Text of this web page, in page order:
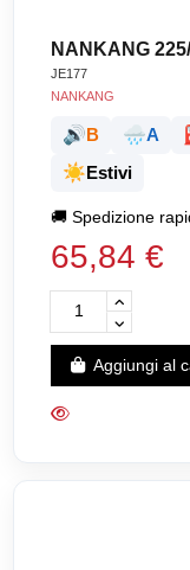
NANKANG
JE177
NANKANG
🔊B 🌧️A
☀️Estivi
🚚Spedizione
65,84 €
Aggiungi al